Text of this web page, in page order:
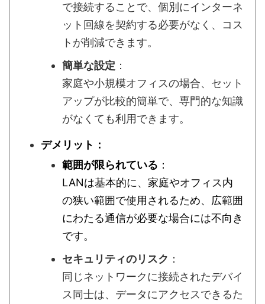
で接続することで、個別にインターネ
ット回線を契約する必要がなく、コス
トが削減できます。
簡単な設定 ：
家庭や小規模オフィスの場合、セット
アップが比較的簡単で、専門的な知識
がなくても利用できます。
デメリット：
範囲が限られている ：
LANは基本的に、家庭やオフィス内
の狭い範囲で使用されるため、広範囲
にわたる通信が必要な場合には不向き
です。
セキュリティのリスク ：
同じネットワークに接続されたデバイ
ス同士は、データにアクセスできるた